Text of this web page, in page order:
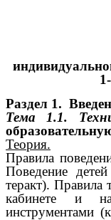
Раздел 1.
Тема 1.1.
Теория.
Правила
Поведение
теракт). Правила
кабинете и
инструментами